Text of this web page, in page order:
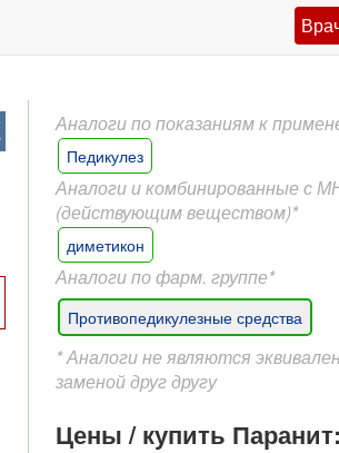
Аналоги по показаниям к
Педикулез
Аналоги и комбинированные с
(действующим веществом)*
диметикон
Аналоги по фарм. группе*
Противопедикулезные средства
* Аналоги не являются
заменой друг другу
Цены / купить Паранит: